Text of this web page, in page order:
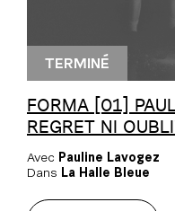
TERMINÉ
FORMA [01]
REGRET NI
Avec Pauline Lavogez
Dans La Halle Bleue